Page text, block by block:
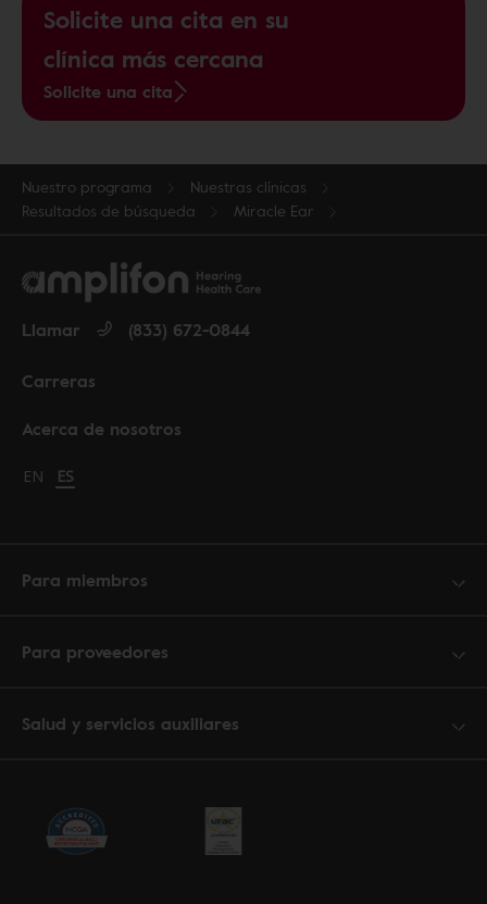
Solicite una cita en su
clínica más cercana
Solicite una cita
Nuestro programa
Nuestras clínicas
Resultados de búsqueda
Miracle Ear
Acerca de nosotros
Carreras
Llamar (833) 672-0844
Change language to English
EN Cambiar idioma a español
ES
Para miembros
Para proveedores
Salud y servicios auxiliares